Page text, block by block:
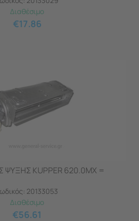
Διαθέσιμο
€17.86
KUPPER 620.0MX =
20133053
Διαθέσιμο
€56.61